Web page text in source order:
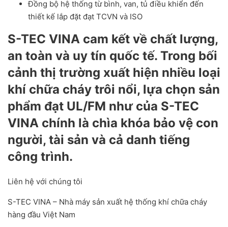
Đồng bộ hệ thống từ bình, van, tủ điều khiển đến
thiết kế lắp đặt đạt TCVN và ISO
S-TEC VINA cam kết về chất lượng,
an toàn và uy tín quốc tế. Trong bối
cảnh thị trường xuất hiện nhiều loại
khí chữa cháy trôi nổi, lựa chọn sản
phẩm đạt UL/FM như của S-TEC
VINA chính là chìa khóa bảo vệ con
người, tài sản và cả danh tiếng
công trình.
Liên hệ với chúng tôi
S-TEC VINA – Nhà máy sản xuất hệ thống khí chữa cháy
hàng đầu Việt Nam